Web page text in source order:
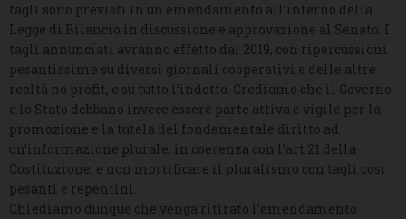
tagli sono previsti in un emendamento all’interno della
Legge di Bilancio in discussione e approvazione al Senato. I
tagli annunciati avranno effetto dal 2019, con ripercussioni
pesantissime su diversi giornali cooperativi e delle altre
realtà no profit, e su tutto l’indotto. Crediamo che il Governo
e lo Stato debbano invece essere parte attiva e vigile per la
promozione e la tutela del fondamentale diritto ad
un’informazione plurale, in coerenza con l’art.21 della
Costituzione, e non mortificare il pluralismo con tagli così
pesanti e repentini.
Chiediamo dunque che venga ritirato l’emendamento